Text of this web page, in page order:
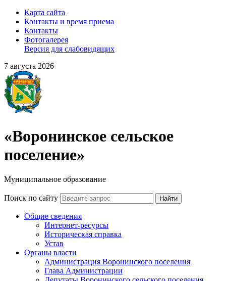
Карта сайта
Контакты и время приема
Контакты
Фотогалерея
Версия для слабовидящих
7 августа 2026
«Воронинское сельское
поселение»
Муниципальное образование
Поиск по сайту Найти
Общие сведения
Интернет-ресурсы
Историческая справка
Устав
Органы власти
Администрация Воронинского поселения
Глава Администрации